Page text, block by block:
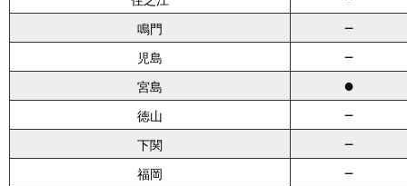
鳴門 －
児島 －
宮島 ●
徳山 －
下関 －
福岡 －